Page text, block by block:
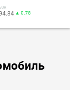
EUR
▲ 0.78